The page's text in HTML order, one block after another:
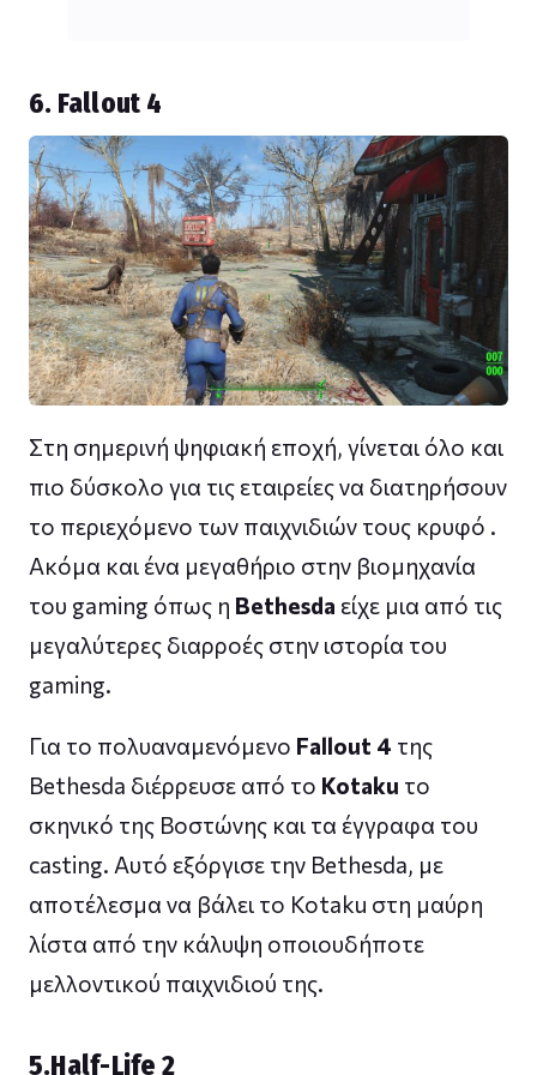
6. Fallout 4
Στη σημερινή ψηφιακή εποχή, γίνεται όλο και
πιο δύσκολο για τις εταιρείες να διατηρήσουν
το περιεχόμενο των παιχνιδιών τους κρυφό .
Ακόμα και ένα μεγαθήριο στην βιομηχανία
του gaming όπως η Bethesda είχε μια από τις
μεγαλύτερες διαρροές στην ιστορία του
gaming.
Για το πολυαναμενόμενο Fallout 4 της
Bethesda διέρρευσε από το Kotaku το
σκηνικό της Βοστώνης και τα έγγραφα του
casting. Αυτό εξόργισε την Bethesda, με
αποτέλεσμα να βάλει το Kotaku στη μαύρη
λίστα από την κάλυψη οποιουδήποτε
μελλοντικού παιχνιδιού της.
5.Half-Life 2